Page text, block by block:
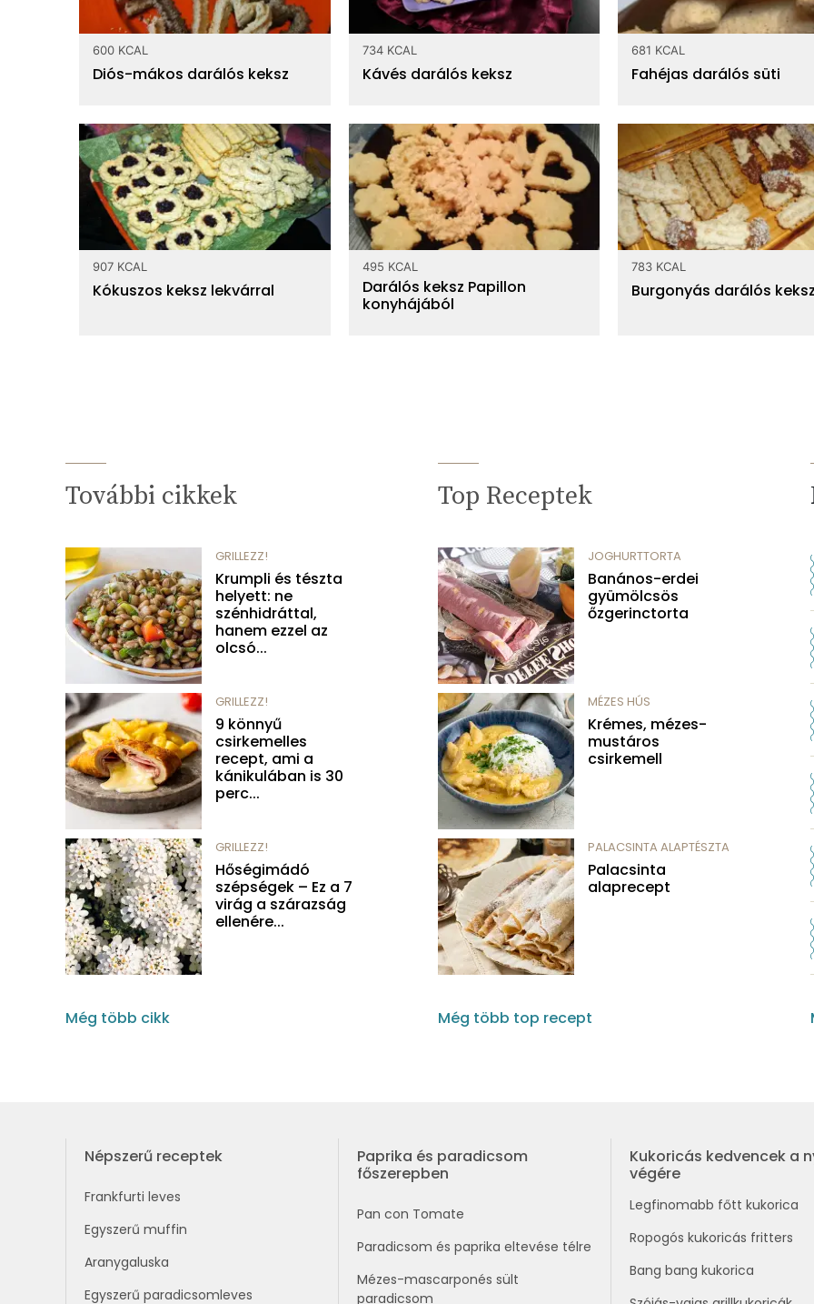
600 KCAL
Diós-mákos darálós keksz
734 KCAL
Kávés darálós keksz
681 KCAL
Fahéjas darálós süti
907 KCAL
Kókuszos keksz lekvárral
495 KCAL
Darálós keksz Papillon
konyhájából
783 KCAL
Burgonyás darálós
További cikkek
GRILLEZZ!
Krumpli és tészta
helyett: ne
szénhidráttal,
hanem ezzel az
olcsó...
GRILLEZZ!
9 könnyű
csirkemelles
recept, ami a
kánikulában is 30
perc...
GRILLEZZ!
Hőségimádó
szépségek – Ez a 7
virág a szárazság
ellenére...
Még több cikk
Top Receptek
JOGHURTTORTA
Banános-erdei
gyümölcsös
őzgerinctorta
MÉZES HÚS
Krémes, mézes-
mustáros
csirkemell
PALACSINTA ALAPTÉSZTA
Palacsinta
alaprecept
Még több top recept
Népszerű receptek
Frankfurti leves
Egyszerű muffin
Aranygaluska
Egyszerű paradicsomleves
Paprika és paradicsom
főszerepben
Pan con Tomate
Paradicsom és paprika eltevése télre
Mézes-mascarponés sült
paradicsom
Kukoricás kedvencek a
végére
Legfinomabb főtt kukorica
Ropogós kukoricás fritters
Bang bang kukorica